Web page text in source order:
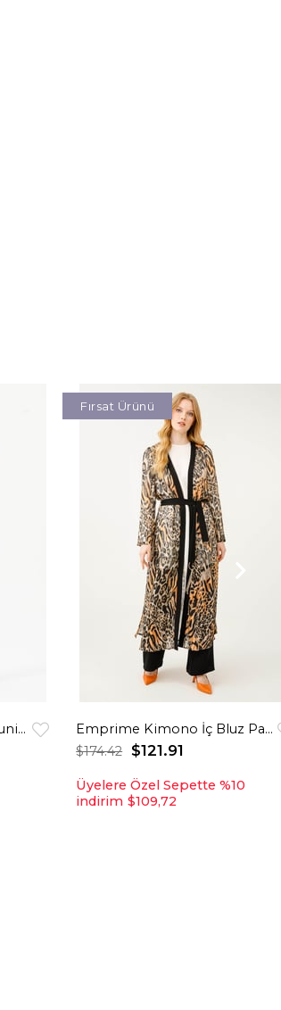
Emprime Puan Desenli Tunik Pantolon Takım Siyah Emprime Kimono İç Bluz Pantolon Takım Kahve
$121.91
$174.42
Fırsat Ürünü
Üyelere Özel Sepette %10
indirim $109,72